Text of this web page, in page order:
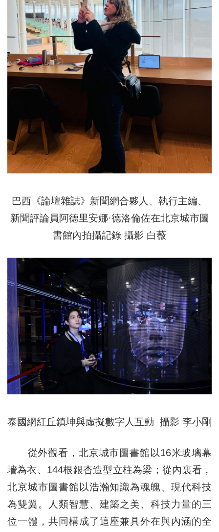
巴西《論壇雜誌》新聞網合夥人、執行主編、
新聞評論員阿德里安娜·德洛倫佐在北京城市圖
書館內拍攝記錄 攝影 白薇
泰國網紅丘鎮坤與虛擬數字人互動 攝影 李小剛
從外觀看，北京城市圖書館以16米玻璃幕
墻為衣、144根銀杏造型立柱為梁；從內裏看，
北京城市圖書館以浩瀚知識為魂魄、現代科技
為雙翼。人類智慧、建築之美、科技力量的三
位一體，共同構成了這座兼具外在與內涵的全